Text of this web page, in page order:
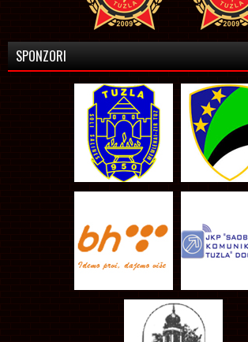
SPONZORI